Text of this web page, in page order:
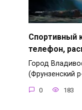
Спортивный
телефон,
Город
(Фрунзенский
0 183